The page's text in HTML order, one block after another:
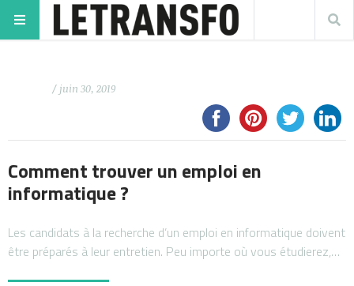
/ juin 30, 2019
Comment trouver un emploi en
informatique ?
Les candidats à la recherche d’un emploi en informatique doivent
être préparés à leur entretien. Peu importe où vous étudierez,…